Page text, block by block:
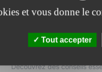
Comment valoriser
en finance sur un CV
Découvrez des conseils
et vous donne le
Tout accepter